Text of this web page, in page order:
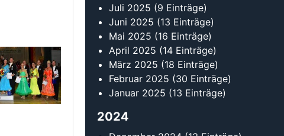
September 2024(13 Einträge)
August 2024(10 Einträge)
Juli 2024 (10 Einträge)
Juni 2024(17 Einträge)
Mai 2024(17 Einträge)
April 2024(16 Einträge)
März 2024(18 Einträge)
Januar 2024